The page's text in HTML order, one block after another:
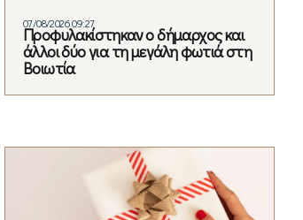
07/08/2026 09:27
Προφυλακίστηκαν ο δήμαρχος και
άλλοι δύο για τη μεγάλη φωτιά στη
Βοιωτία